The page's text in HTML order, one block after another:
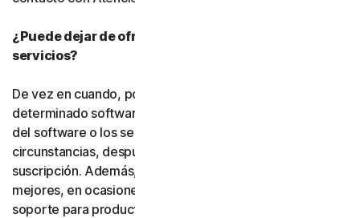
¿Puede dejar de ofrecerse el software o los
servicios?
De vez en cuando, podemos dejar de ofrecer o eliminar
determinado software, servicios o funciones específicas
del software o los servicios. En determinadas
circunstancias, después de hacerlo, no podrá renovar su
suscripción. Además, para poder crear cosas nuevas y
mejores, en ocasiones debemos dejar de ofrecer
soporte para productos más antiguos. También es